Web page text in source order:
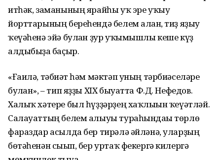
итһәк, заманының ярайһы уҡ эре уҡыу
йорттарының береһендә белем алған, тиҙ яҙыу
ҡеүәһенә эйә булған ҙур уҡымышлы кеше күҙ
алдыбыҙға баҫыр.
«Ғаилә, тәбиғәт һәм мәктәп уның тәрбиәселәре
булған», – тип яҙҙы XIX быуатта Ф.Д. Нефедов.
Халыҡ хәтере был һүҙҙәрҙең хаҡлығын ҡеүәтләй.
Салауаттың белем алыуы тура­һындағы төрлө
фараздар асылда бер тирәлә әйләнә, уларҙың
бөтәһенән сығып, бер уртаҡ фекергә килергә